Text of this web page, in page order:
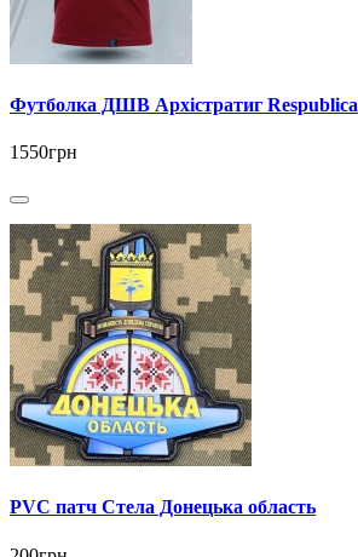
Футболка ДШВ Архістратиг Respublica
1550грн
PVC патч Стела Донецька область